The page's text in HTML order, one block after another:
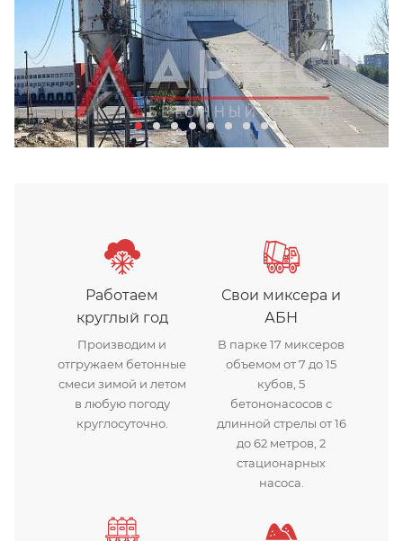
Работаем
круглый год
Производим и
отгружаем бетонные
смеси зимой и летом
в любую погоду
круглосуточно.
Свои миксера и
АБН
В парке 17 миксеров
объемом от 7 до 15
кубов, 5
бетононасосов с
длинной стрелы от 16
до 62 метров, 2
стационарных
насоса.